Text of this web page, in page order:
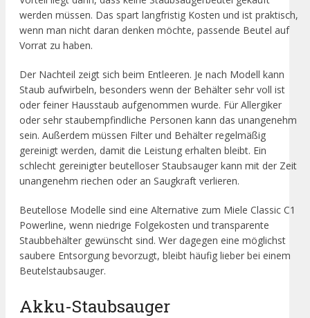
werden müssen. Das spart langfristig Kosten und ist praktisch,
wenn man nicht daran denken möchte, passende Beutel auf
Vorrat zu haben.
Der Nachteil zeigt sich beim Entleeren. Je nach Modell kann
Staub aufwirbeln, besonders wenn der Behälter sehr voll ist
oder feiner Hausstaub aufgenommen wurde. Für Allergiker
oder sehr staubempfindliche Personen kann das unangenehm
sein. Außerdem müssen Filter und Behälter regelmäßig
gereinigt werden, damit die Leistung erhalten bleibt. Ein
schlecht gereinigter beutelloser Staubsauger kann mit der Zeit
unangenehm riechen oder an Saugkraft verlieren.
Beutellose Modelle sind eine Alternative zum Miele Classic C1
Powerline, wenn niedrige Folgekosten und transparente
Staubbehälter gewünscht sind. Wer dagegen eine möglichst
saubere Entsorgung bevorzugt, bleibt häufig lieber bei einem
Beutelstaubsauger.
Akku-Staubsauger